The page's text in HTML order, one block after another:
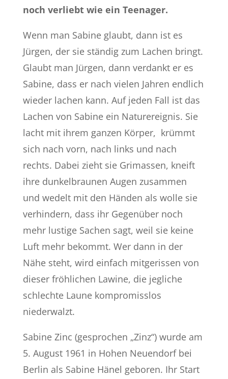
noch verliebt wie ein Teenager.
Wenn man Sabine glaubt, dann ist es
Jürgen, der sie ständig zum Lachen bringt.
Glaubt man Jürgen, dann verdankt er es
Sabine, dass er nach vielen Jahren endlich
wieder lachen kann. Auf jeden Fall ist das
Lachen von Sabine ein Naturereignis. Sie
lacht mit ihrem ganzen Körper, krümmt
sich nach vorn, nach links und nach
rechts. Dabei zieht sie Grimassen, kneift
ihre dunkelbraunen Augen zusammen
und wedelt mit den Händen als wolle sie
verhindern, dass ihr Gegenüber noch
mehr lustige Sachen sagt, weil sie keine
Luft mehr bekommt. Wer dann in der
Nähe steht, wird einfach mitgerissen von
dieser fröhlichen Lawine, die jegliche
schlechte Laune kompromisslos
niederwalzt.
Sabine Zinc (gesprochen „Zinz“) wurde am
5. August 1961 in Hohen Neuendorf bei
Berlin als Sabine Hänel geboren. Ihr Start